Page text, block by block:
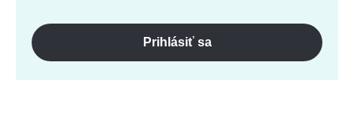
Prihlásiť sa